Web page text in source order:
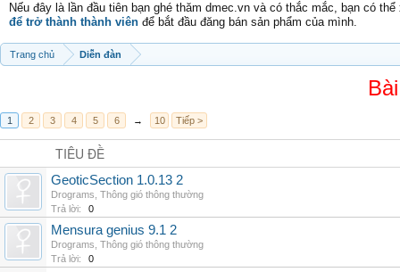
Nếu đây là lần đầu tiên bạn ghé thăm dmec.vn và có thắc mắc, bạn có
để trở thành thành viên để bắt đầu đăng bán sản phẩm của mình.
Trang chủ Diễn đàn
1 2 3 4 5 6 → 10 Tiếp >
TIÊU ĐỀ
GeoticSection 1.0.13 2
Drograms Thông gió thông thường
Trả lời:
0
Mensura genius 9.1 2
Drograms Thông gió thông thường
Trả lời:
0